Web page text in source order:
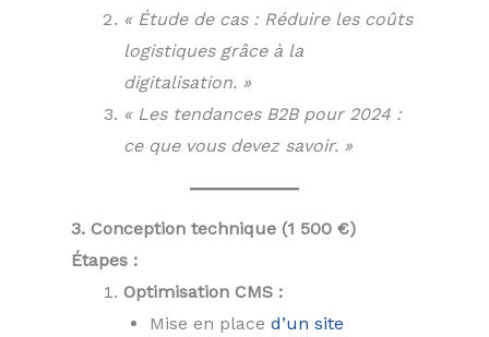
« Étude de cas : Réduire les coûts
logistiques grâce à la
digitalisation. »
« Les tendances B2B pour 2024 :
ce que vous devez savoir. »
3. Conception technique (1 500 €)
Étapes :
Optimisation CMS :
Mise en place d’un site